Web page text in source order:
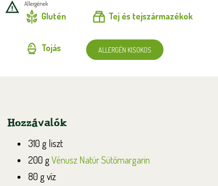
Allergének
Glutén Tej és tejszármazékok
Tojás ALLERGÉN KISOKOS
Hozzávalók
310 g liszt
200 gVénusz Natúr Sütőmargarin
80 g víz